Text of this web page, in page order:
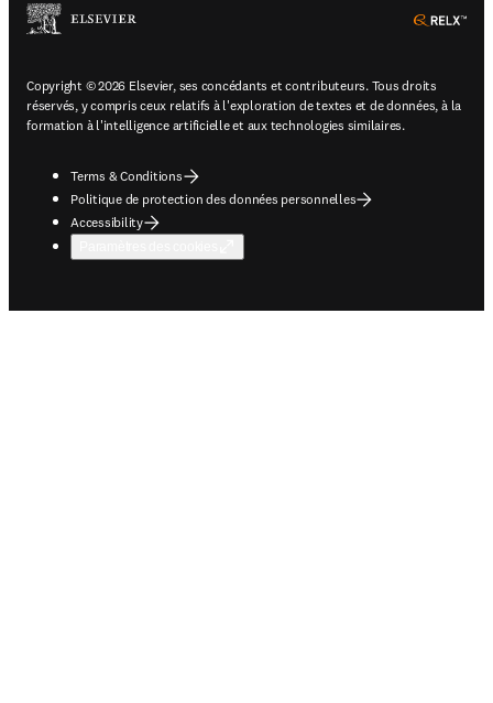
Copyright © 2026 Elsevier, ses concédants et contributeurs. Tous droits
réservés, y compris ceux relatifs à l'exploration de textes et de données, à la
formation à l'intelligence artificielle et aux technologies similaires.
Terms & Conditions
Politique de protection des données personnelles
Accessibility